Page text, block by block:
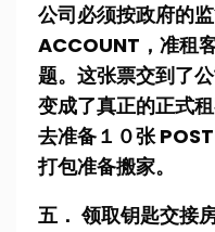
公司必须按政府的
ACCOUNT，准租
题。这张票交到了
变成了真正的正式
去准备１０张
打包准备搬家。
五． 领取钥匙交接